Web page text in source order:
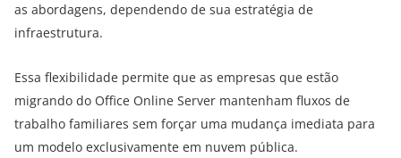
as abordagens, dependendo de sua estratégia de
infraestrutura.
Essa flexibilidade permite que as empresas que estão
migrando do Office Online Server mantenham fluxos de
trabalho familiares sem forçar uma mudança imediata para
um modelo exclusivamente em nuvem pública.